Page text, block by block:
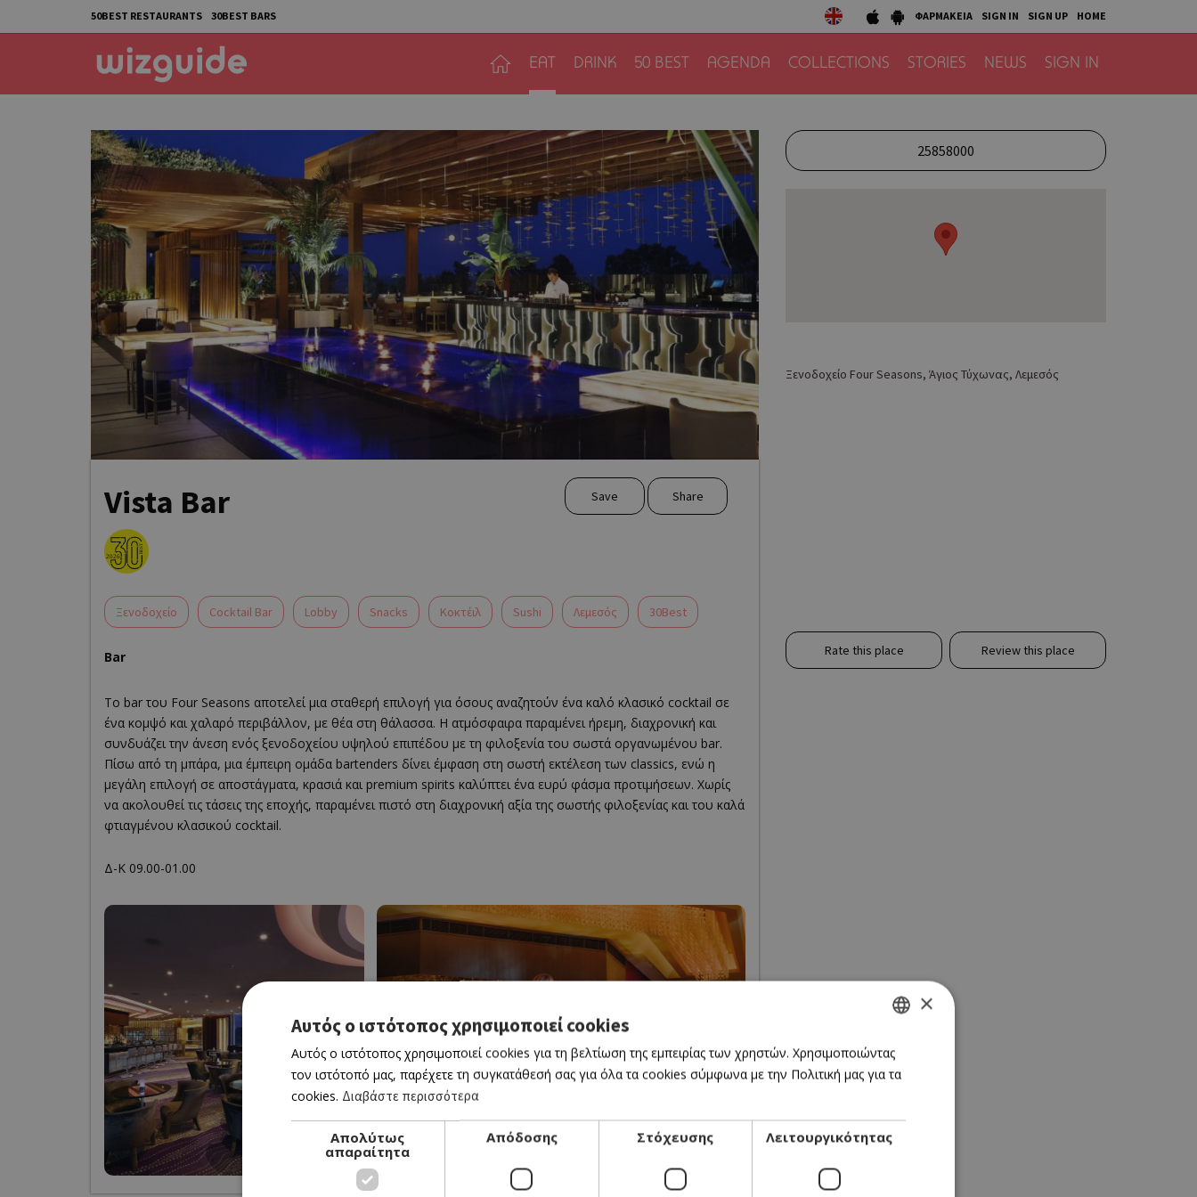
50BEST RESTAURANTS 30BEST BARS ΦΑΡΜΑΚΕΙΑ SIGN IN SIGN UP HOME
EAT DRINK 50 BEST AGENDA COLLECTIONS STORIES NEWS SIGN IN
Vista Bar Save Share
Ξενοδοχείο Cocktail Bar Lobby Snacks Κοκτέιλ Sushi Λεμεσός 30Best
Bar
Το bar του Four Seasons αποτελεί μια σταθερή επιλογή για όσους αναζητούν ένα καλό κλασικό cocktail σε
ένα κομψό και χαλαρό περιβάλλον, με θέα στη θάλασσα. Η ατμόσφαιρα παραμένει ήρεμη, διαχρονική και
συνδυάζει την άνεση ενός ξενοδοχείου υψηλού επιπέδου με τη φιλοξενία του σωστά οργανωμένου bar.
Πίσω από τη μπάρα, μια έμπειρη ομάδα bartenders δίνει έμφαση στη σωστή εκτέλεση των classics, ενώ η
μεγάλη επιλογή σε αποστάγματα, κρασιά και premium spirits καλύπτει ένα ευρύ φάσμα προτιμήσεων. Χωρίς
να ακολουθεί τις τάσεις της εποχής, παραμένει πιστό στη διαχρονική αξία της σωστής φιλοξενίας και του καλά
φτιαγμένου κλασικού cocktail.
Δ-Κ 09.00-01.00
Own this business? Claim it!
25858000
Ξενοδοχείο Four Seasons, Άγιος Τύχωνας, Λεμεσός
Rate this place Review this place
GREEK
ENGLISH
×
Αυτός ο ιστότοπος χρησιμοποιεί cookies
Αυτός ο ιστότοπος χρησιμοποιεί cookies για τη βελτίωση της εμπειρίας των χρηστών. Χρησιμοποιώντας
τον ιστότοπό μας, παρέχετε τη συγκατάθεσή σας για όλα τα cookies σύμφωνα με την Πολιτική μας για τα
cookies. Διαβάστε περισσότερα
Απολύτως
απαραίτητα
Απόδοσης Στόχευσης Λειτουργικότητας